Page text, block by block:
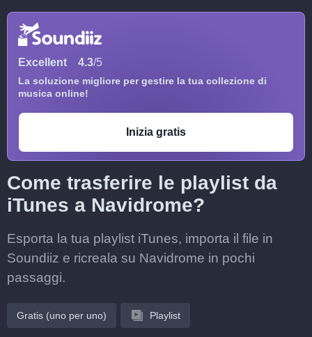
Excellent 4.3/5
La soluzione migliore per gestire la tua collezione di
musica online!
Inizia gratis
Come trasferire le playlist da
iTunes a Navidrome?
Esporta la tua playlist iTunes, importa il file in
Soundiiz e ricreala su Navidrome in pochi
passaggi.
Gratis (uno per uno) Playlist